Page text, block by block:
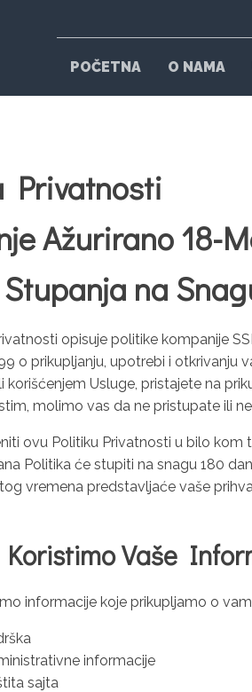
POČETNA O NAMA
Privatnosti
Ažurirano 18-
na
opisuje politike kompanije
o prikupljanju, upotrebi i otkrivanju
korišćenjem Usluge, pristajete na
molimo vas da ne pristupate ili
ovu Politiku Privatnosti u bilo
Politika će stupiti na snagu 180
vremena predstavljaće vaše
Koristimo Vaše
informacije koje prikupljamo o
informacije
sajta